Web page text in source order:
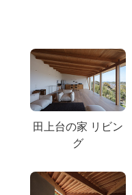
田上台の家 リビン
グ